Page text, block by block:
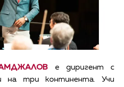
е диригент с
на три континента. Учи